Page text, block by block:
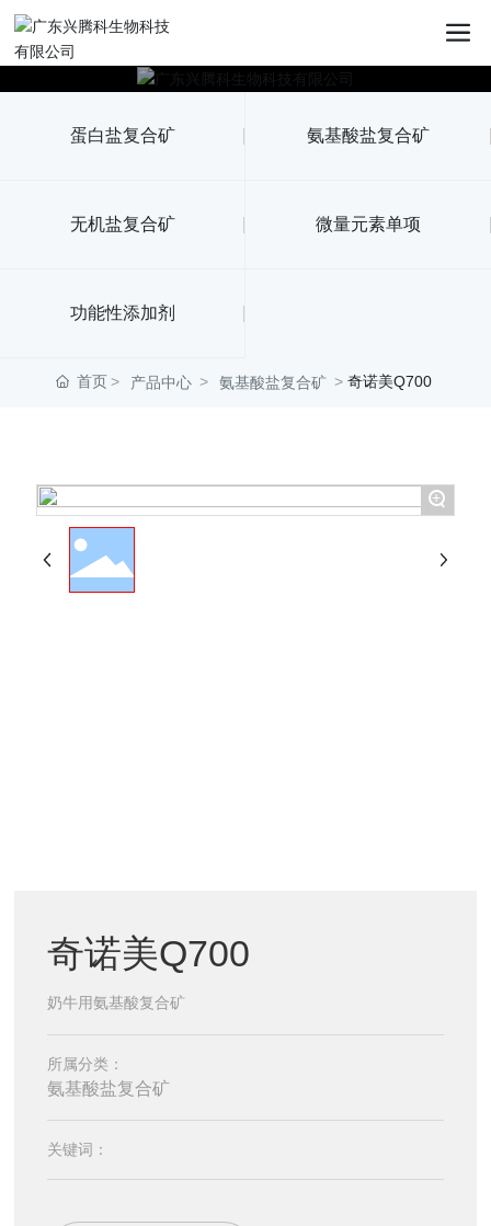
蛋白盐复合矿 氨基酸盐复合矿
无机盐复合矿 微量元素单项
功能性添加剂
首页 产品中心 氨基酸盐复合矿 奇诺美Q700
+
奇诺美Q700
奶牛用氨基酸复合矿
所属分类：
氨基酸盐复合矿
关键词：